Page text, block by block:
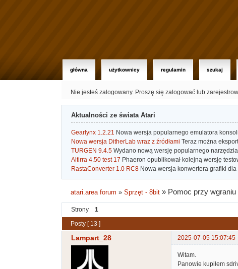
główna użytkownicy regulamin szukaj
Nie jesteś zalogowany. Proszę się zalogować lub
Aktualności ze świata Atari
Gearlynx 1.2.21 Nowa wersja popularnego emulatora
Nowa wersja DitherLab wraz z źródłami Teraz można
TURGEN 9.4.5 Wydano nową wersję popularnego
Altirra 4.50 test 17 Phaeron opublikował kolejną wersję
RastaConverter 1.0 RC8 Nowa wersja konwertera grafiki
atari.area forum »Sprzęt - 8bit » Pomoc przy
Strony 1
Posty [ 13 ]
Lampart_28 2025-07-05 15:07:45
Witam.
Panowie kupiłem